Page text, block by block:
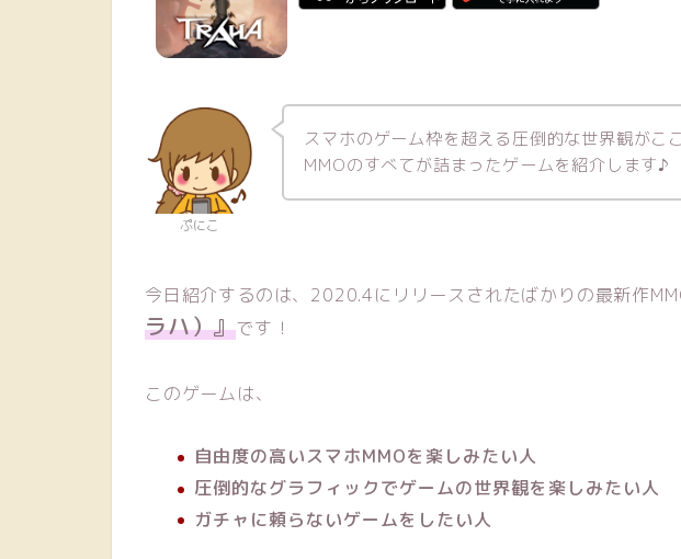
ぷにこ
スマホのゲーム枠を超える圧倒的な世界観がこ
MMOのすべてが詰まったゲームを紹介します♪
今日紹介するのは、2020.4にリリースされたばかりの最新作
ラハ）』です！
このゲームは、
自由度の高いスマホMMOを楽しみたい人
圧倒的なグラフィックでゲームの世界観を楽しみたい人
ガチャに頼らないゲームをしたい人